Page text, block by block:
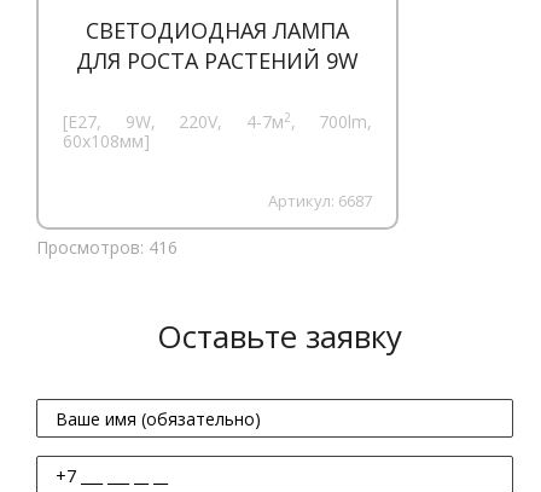
Отзывы
СВЕТОДИОДНАЯ ЛАМПА
ДЛЯ РОСТА РАСТЕНИЙ 9W
[E27, 9W, 220V, 4-7м2, 700lm,
60x108мм]
Артикул: 6687
Просмотров: 416
Оставьте заявку